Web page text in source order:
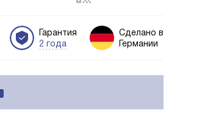
Гарантия
2 года
Сделано в
Германии